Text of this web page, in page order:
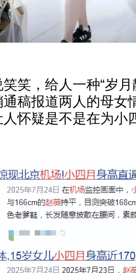
笑，给人一种“岁
稿报道两人的母女
怀疑是不是在为小